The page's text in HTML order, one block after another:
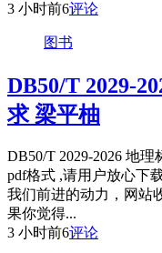
3 小时前6评论
图书
DB50/T 2029-
求 梁平柚
DB50/T 2029-2026 地
pdf格式 ,请用户放心下
我们前进的动力，网站
果你觉得...
3 小时前6评论